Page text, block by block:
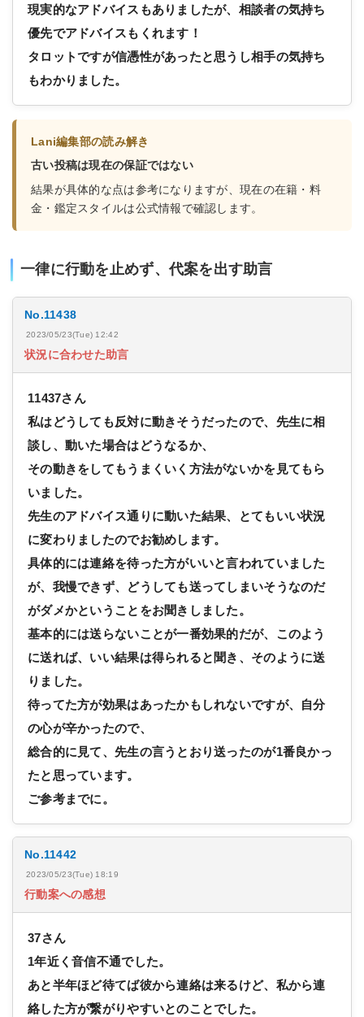
現実的なアドバイスもありましたが、相談者の気持ち
優先でアドバイスもくれます！
タロットですが信憑性があったと思うし相手の気持ち
もわかりました。
Lani編集部の読み解き
古い投稿は現在の保証ではない
結果が具体的な点は参考になりますが、現在の在籍・料
金・鑑定スタイルは公式情報で確認します。
一律に行動を止めず、代案を出す助言
No.11438
2023/05/23(Tue) 12:42
状況に合わせた助言
11437さん
私はどうしても反対に動きそうだったので、先生に相
談し、動いた場合はどうなるか、
その動きをしてもうまくいく方法がないかを見てもら
いました。
先生のアドバイス通りに動いた結果、とてもいい状況
に変わりましたのでお勧めします。
具体的には連絡を待った方がいいと言われていました
が、我慢できず、どうしても送ってしまいそうなのだ
がダメかということをお聞きしました。
基本的には送らないことが一番効果的だが、このよう
に送れば、いい結果は得られると聞き、そのように送
りました。
待ってた方が効果はあったかもしれないですが、自分
の心が辛かったので、
総合的に見て、先生の言うとおり送ったのが1番良かっ
たと思っています。
ご参考までに。
No.11442
2023/05/23(Tue) 18:19
行動案への感想
37さん
1年近く音信不通でした。
あと半年ほど待てば彼から連絡は来るけど、私から連
絡した方が繋がりやすいとのことでした。